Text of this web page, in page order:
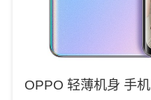
OPPO 轻薄机身 手机